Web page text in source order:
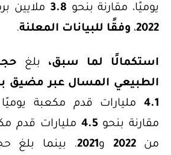
يوميًا، مقارنة بنحو3.8ملايين
2022،وفقًا للبيانات المعلنة.
استكمالًا لما سبق،بلغ
الطبيعي المسال عبر مضيق
4.1مليارات قدم مكعبة
مقارنة بنحو4.5مليارات قدم
من
2022و 2021. بينما بلغ